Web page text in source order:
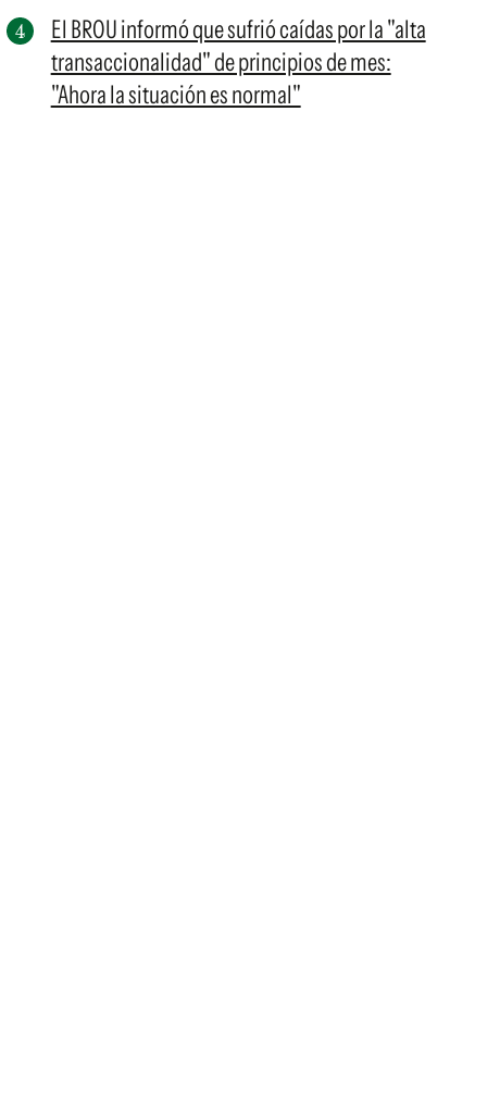
El BROU informó que sufrió caídas por la "alta
transaccionalidad" de principios de mes:
"Ahora la situación es normal"